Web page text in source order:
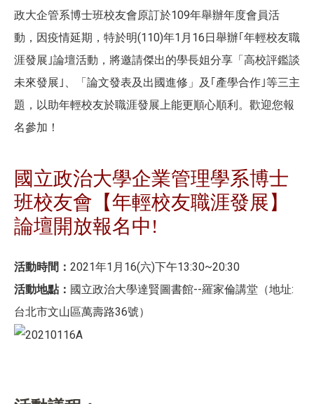
政大企管系博士班校友會原訂於109年舉辦年度會員活
動，因疫情延期，特於明(110)年1月16日舉辦｢年輕校友職
涯發展｣論壇活動，將邀請傑出的學長姐分享「高校評鑑談
未來發展｣、「論文發表及出國進修」及｢產學合作｣等三主
題，以助年輕校友於職涯發展上能更順心順利。歡迎您報
名參加！
國立政治大學企業管理學系博士
班校友會【年輕校友職涯發展】
論壇開放報名中!
活動時間： 2021年1月16(六)下午13:30~20:30
活動地點： 國立政治大學達賢圖書館--羅家倫講堂（地址:
台北市文山區萬壽路36號）